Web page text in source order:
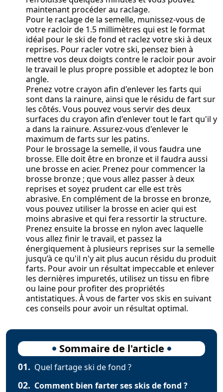
maintenant procéder au raclage.
Pour le raclage de la semelle, munissez-vous de
votre racloir de 1.5 millimètres qui est le format
idéal pour le ski de fond et raclez votre ski à deux
reprises. Pour racler votre ski, pensez bien à
mettre vos deux doigts contre le racloir pour avoir
le travail le plus propre possible et adoptez le bon
angle.
Prenez votre crayon afin d'enlever les farts qui
sont dans la rainure, ainsi que le résidu de fart sur
les côtés. Vous pouvez vous servir des deux
surfaces du crayon afin d'enlever tout le fart qu'il y
a dans la rainure. Assurez-vous d'enlever le
maximum de farts sur les patins.
Pour le brossage la semelle, il vous faudra une
brosse. Elle doit être en bronze et il faudra aussi
une brosse en acier. Prenez pour commencer la
brosse bronze ; que vous allez passer à deux
reprises et soyez prudent car elle est très
abrasive. En complément de la brosse en bronze,
vous pouvez utiliser la brosse en acier qui est
moins abrasive et qui fera ressortir la structure.
Prenez ensuite la brosse en nylon avec laquelle
vous allez finir le travail, et passez la
énergiquement à plusieurs reprises sur la semelle
jusqu’à ce qu'il n'y ait plus aucun résidu du produit
farts. Pour avoir un résultat impeccable et enlever
les dernières impuretés, utilisez un tissu en fibre
ou laine pour profiter des propriétés
antistatiques. À vous de farter vos skis en suivant
ces conseils pour avoir un résultat optimal.
Sommaire de l'article
01. Quel fartage ski de fond ?
02. Comment bien farter ses skis de fond ?